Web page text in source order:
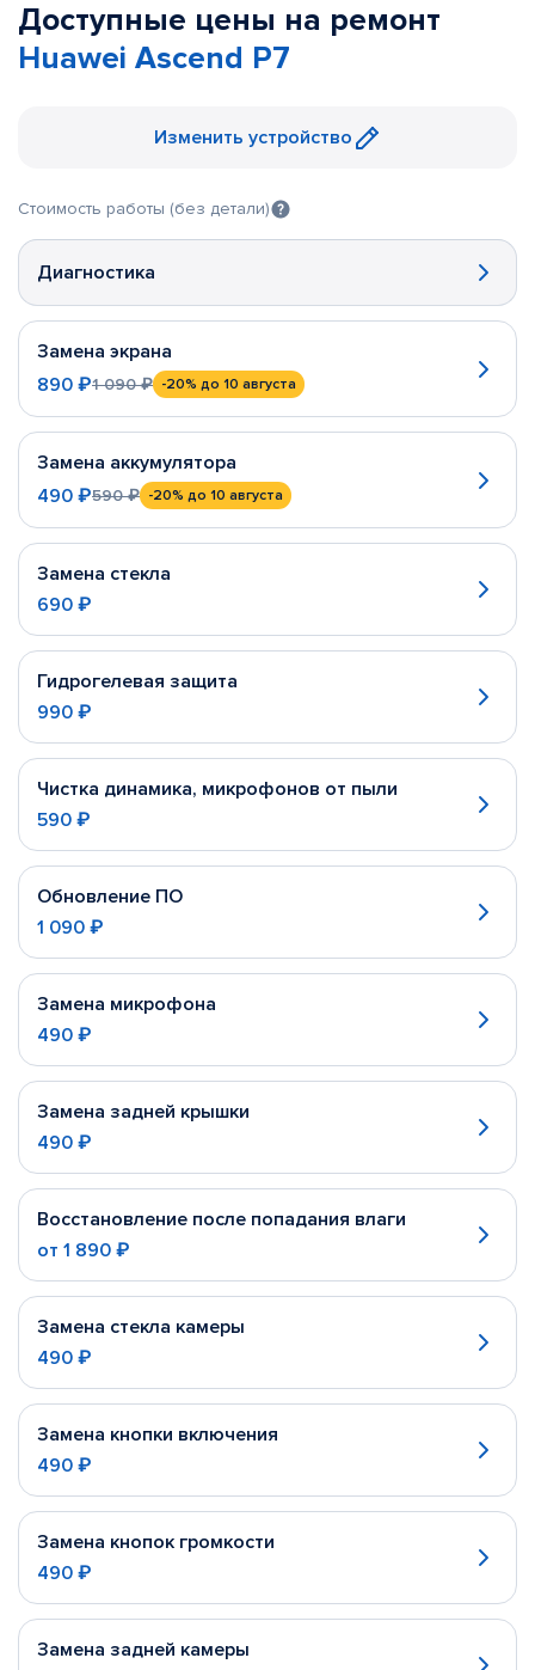
Доступные цены на ремонт
Huawei Ascend P7
Изменить устройство
Стоимость работы (без детали)
Диагностика
Замена экрана
890 ₽1 090 ₽ -20% до 10 августа
Замена аккумулятора
490 ₽590 ₽ -20% до 10 августа
Замена стекла
690 ₽
Гидрогелевая защита
990 ₽
Чистка динамика, микрофонов от пыли
590 ₽
Обновление ПО
1 090 ₽
Замена микрофона
490 ₽
Замена задней крышки
490 ₽
Восстановление после попадания влаги
от 1 890 ₽
Замена стекла камеры
490 ₽
Замена кнопки включения
490 ₽
Замена кнопок громкости
490 ₽
Замена задней камеры